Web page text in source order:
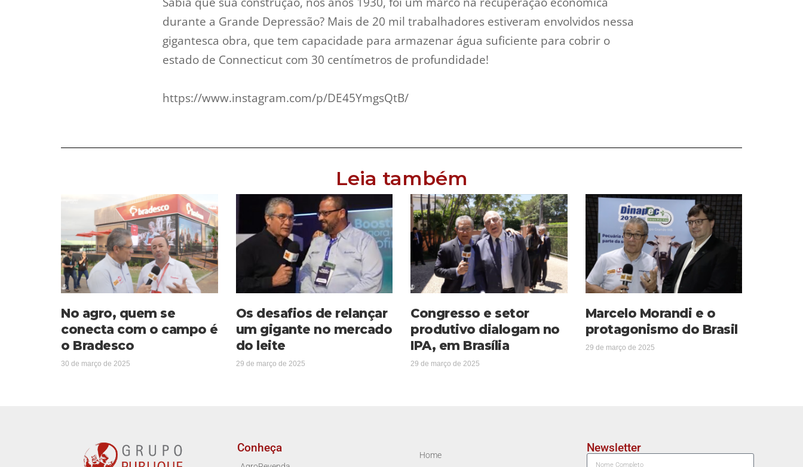
durante a Grande Depressão? Mais de 20 mil trabalhadores estiveram envolvidos nessa
gigantesca obra, que tem capacidade para armazenar água suficiente para cobrir o
estado de Connecticut com 30 centímetros de profundidade!
https://www.instagram.com/p/DE45YmgsQtB/
Leia também
No agro, quem se
conecta com o campo é
o Bradesco
30 de março de 2025
Os desafios de relançar
um gigante no mercado
do leite
29 de março de 2025
Congresso e setor
produtivo dialogam no
IPA, em Brasília
29 de março de 2025
Marcelo Morandi e o
protagonismo do Brasil
29 de março de 2025
Conheça
Home
Newsletter